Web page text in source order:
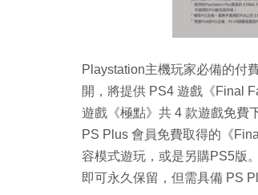
Playstation主機玩家必備的付
開，將提供 PS4 遊戲《Final
遊戲《極點》共 4 款遊戲免費
PS Plus 會員免費取得的《
容模式遊玩，或是另購PS5版
即可永久保留，但需具備 PS